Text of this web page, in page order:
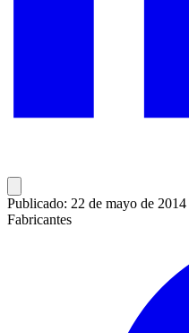
Publicado: 22 de mayo de 2014
Fabricantes